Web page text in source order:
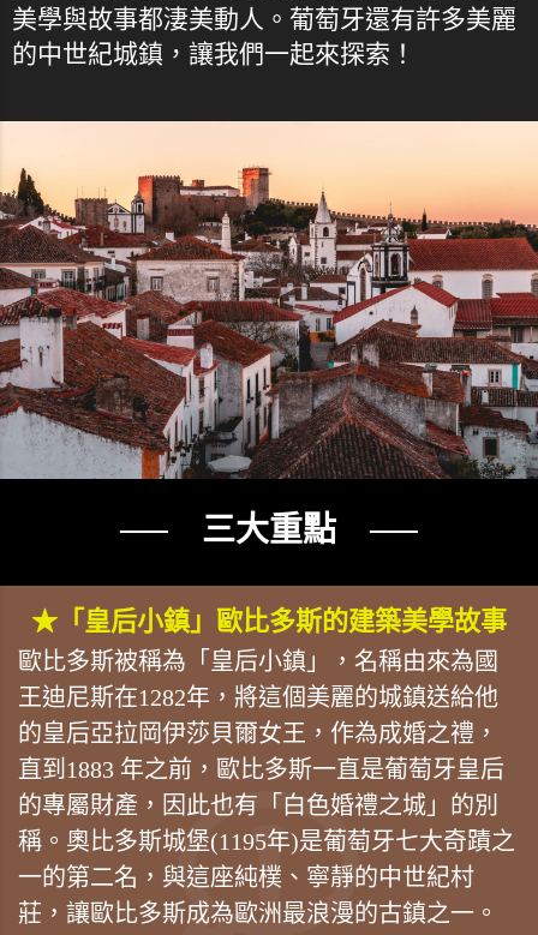
美學與故事都淒美動人。葡萄牙還有許多美麗
的中世紀城鎮，讓我們一起來探索！
── 三大重點 ──
★「皇后小鎮」歐比多斯的建築美學故事
歐比多斯被稱為「皇后小鎮」，名稱由來為國
王迪尼斯在1282年，將這個美麗的城鎮送給他
的皇后亞拉岡伊莎貝爾女王，作為成婚之禮，
直到1883 年之前，歐比多斯一直是葡萄牙皇后
的專屬財產，因此也有「白色婚禮之城」的別
稱。奧比多斯城堡(1195年)是葡萄牙七大奇蹟之
一的第二名，與這座純樸、寧靜的中世紀村
莊，讓歐比多斯成為歐洲最浪漫的古鎮之一。